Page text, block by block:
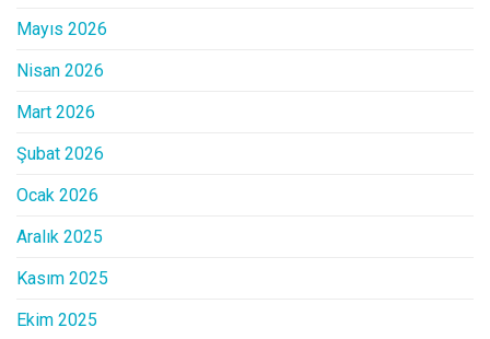
Mayıs 2026
Nisan 2026
Mart 2026
Şubat 2026
Ocak 2026
Aralık 2025
Kasım 2025
Ekim 2025